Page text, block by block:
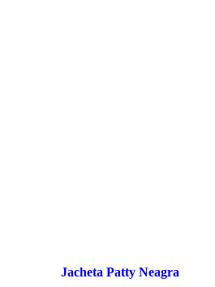
Jacheta Patty Neagra